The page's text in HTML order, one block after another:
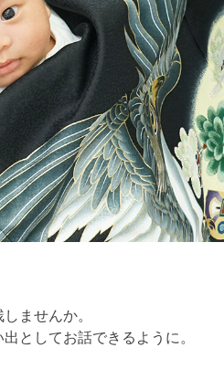
ませんか。
としてお話できるように。